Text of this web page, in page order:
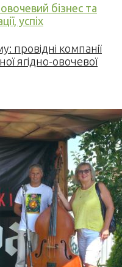
бізнес та
успіх
провідні компанії
ягідно-овочевої